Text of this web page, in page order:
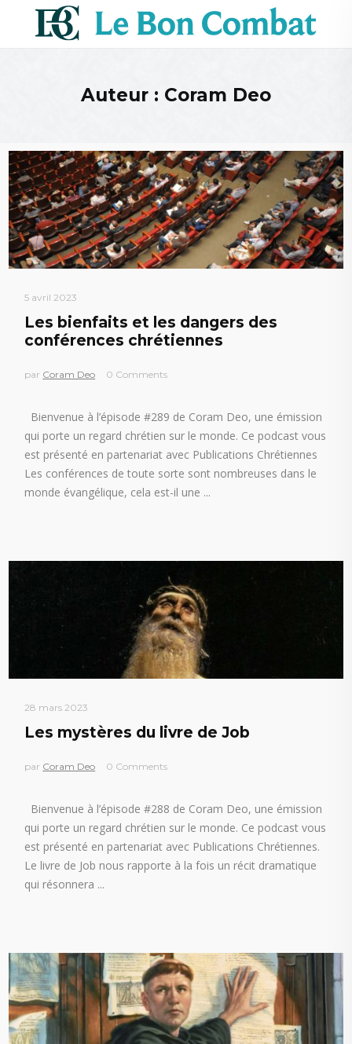
Auteur : Coram Deo
5 avril 2023
Les bienfaits et les dangers des
conférences chrétiennes
par Coram Deo 0 Comments
Bienvenue à l’épisode #289 de Coram Deo, une émission
qui porte un regard chrétien sur le monde. Ce podcast vous
est présenté en partenariat avec Publications Chrétiennes
Les conférences de toute sorte sont nombreuses dans le
monde évangélique, cela est-il une
28 mars 2023
Les mystères du livre de Job
par Coram Deo 0 Comments
Bienvenue à l’épisode #288 de Coram Deo, une émission
qui porte un regard chrétien sur le monde. Ce podcast vous
est présenté en partenariat avec Publications Chrétiennes.
Le livre de Job nous rapporte à la fois un récit dramatique
qui résonnera